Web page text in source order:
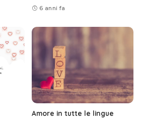
6 anni fa
Amore in tutte le lingue